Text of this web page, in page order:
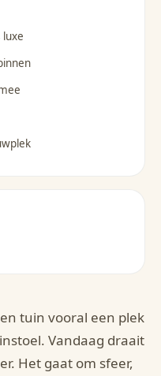
tuin vooral een plek
Vandaag draait
Het gaat om sfeer,